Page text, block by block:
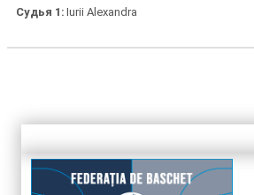
Судья 1 Iurii Alexandra